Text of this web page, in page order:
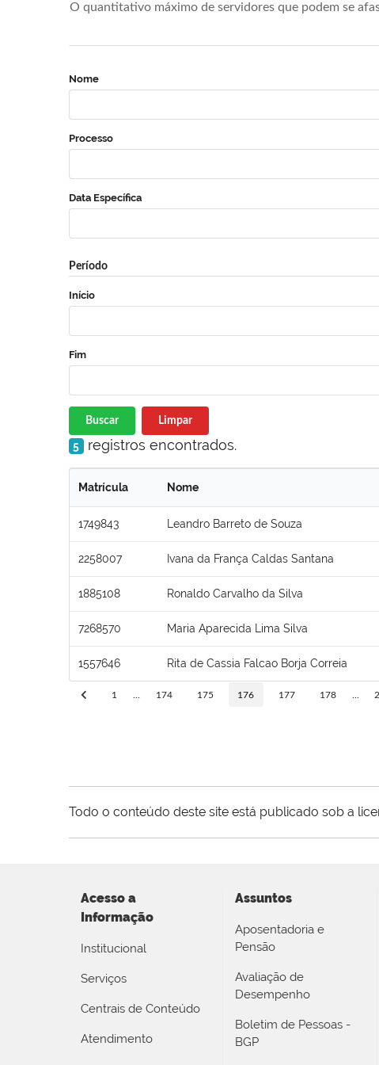
O quantitativo máximo de servidores que podem se
Nome
Processo
Data Específica
Período
Início
Fim
Buscar Limpar
5 registros encontrados.
Matrícula Nome
1749843 Leandro Barreto de Souza
2258007 Ivana da França Caldas Santana
1885108 Ronaldo Carvalho da Silva
7268570 Maria Aparecida Lima Silva
1557646 Rita de Cassia Falcao Borja Correia
1 174 175 176 177 178
Todo o conteúdo deste site está publicado sob a
Acesso a
Informação
Institucional
Serviços
Centrais de Conteúdo
Atendimento
Assuntos
Aposentadoria e
Pensão
Avaliação de
Desempenho
Boletim de Pessoas -
BGP